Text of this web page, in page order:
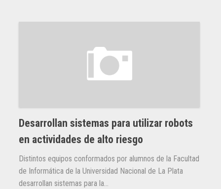
Desarrollan sistemas para utilizar robots
en actividades de alto riesgo
Distintos equipos conformados por alumnos de la Facultad
de Informática de la Universidad Nacional de La Plata
desarrollan sistemas para la...